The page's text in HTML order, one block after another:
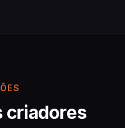
criadores